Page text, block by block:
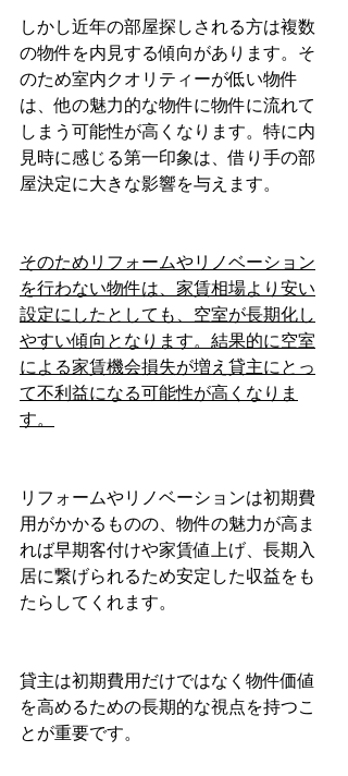
しかし近年の部屋探しされる方は複数
の物件を内見する傾向があります。そ
のため室内クオリティーが低い物件
は、他の魅力的な物件に物件に流れて
しまう可能性が高くなります。特に内
見時に感じる第一印象は、借り手の部
屋決定に大きな影響を与えます。
そのためリフォームやリノベーション
を行わない物件は、家賃相場より安い
設定にしたとしても、空室が長期化し
やすい傾向となります。結果的に空室
による家賃機会損失が増え貸主にとっ
て不利益になる可能性が高くなりま
す。
リフォームやリノベーションは初期費
用がかかるものの、物件の魅力が高ま
れば早期客付けや家賃値上げ、長期入
居に繋げられるため安定した収益をも
たらしてくれます。
貸主は初期費用だけではなく物件価値
を高めるための長期的な視点を持つこ
とが重要です。